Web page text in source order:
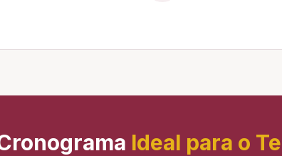
Ideal para o